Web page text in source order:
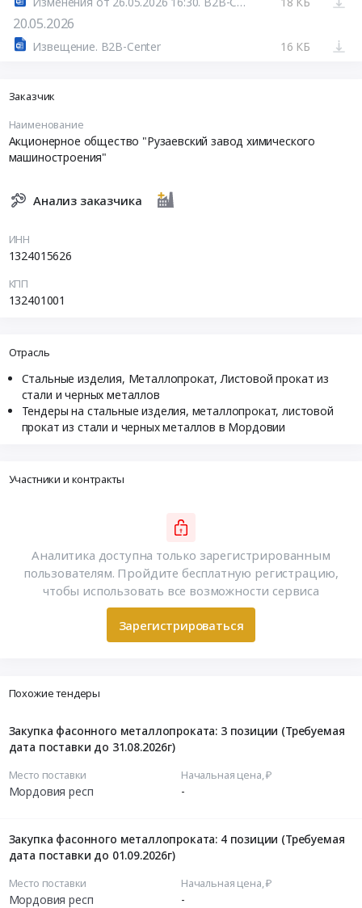
20.05.2026
Извещение. B2B-Center 16 КБ
Заказчик
Наименование
Акционерное общество "Рузаевский завод химического
машиностроения"
Анализ заказчика
ИНН
1324015626
КПП
132401001
Отрасль
Стальные изделия, Металлопрокат, Листовой прокат из
стали и черных металлов
Тендеры на стальные изделия, металлопрокат, листовой
прокат из стали и черных металлов в Мордовии
Участники и контракты
Аналитика доступна только зарегистрированным
пользователям. Пройдите бесплатную регистрацию,
чтобы использовать все возможности сервиса
Зарегистрироваться
Похожие тендеры
Закупка фасонного металлопроката: 3 позиции (Требуемая
дата поставки до 31.08.2026г)
Место поставки
Мордовия респ
Начальная цена, ₽
-
Закупка фасонного металлопроката: 4 позиции (Требуемая
дата поставки до 01.09.2026г)
Место поставки
Мордовия респ
Начальная цена, ₽
-